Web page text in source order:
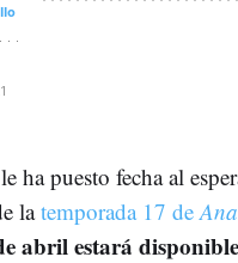
ha puesto fecha al
latemporada 17 de
abril estará